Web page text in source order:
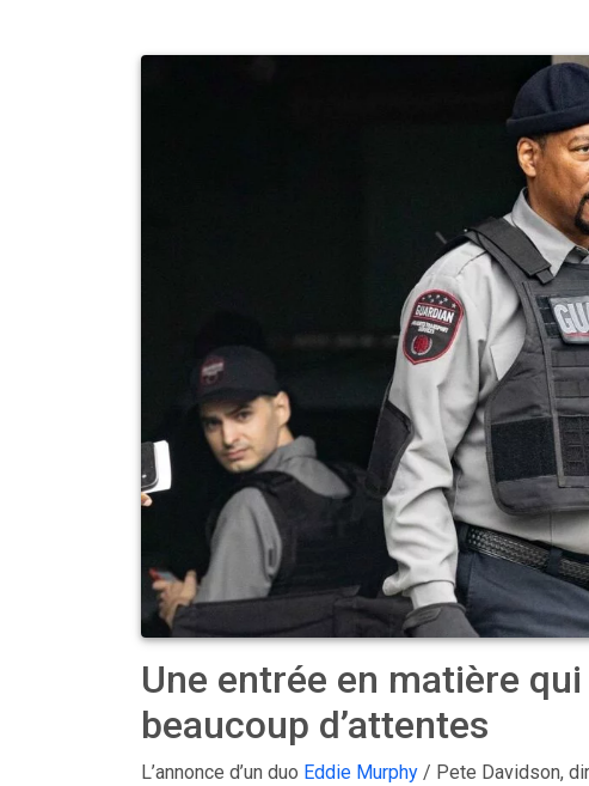
Une entrée en matière
beaucoup d’attentes
L’annonce d’un duo Eddie Murphy / Pete Davidson,